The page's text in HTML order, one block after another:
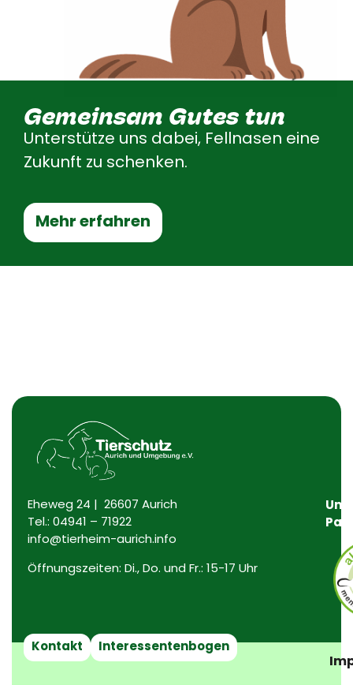
Gemeinsam Gutes tun
Unterstütze uns dabei, Fellnasen eine
Zukunft zu schenken.
Mehr erfahren
Eheweg 24 | 26607 Aurich
Tel.: 04941 – 71922
info@tierheim-aurich.info
Öffnungszeiten: Di., Do. und Fr.: 15-17 Uhr
Kontakt Interessentenbogen